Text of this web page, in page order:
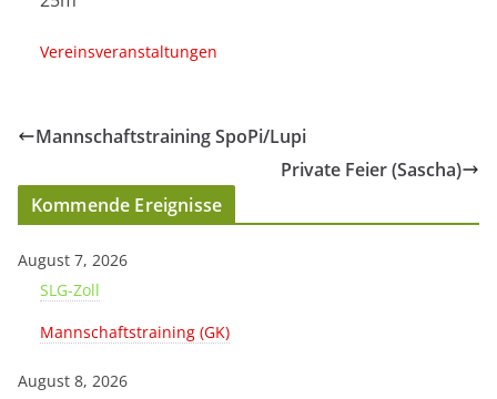
Vereinsveranstaltungen
Mannschaftstraining SpoPi/Lupi
Private Feier (Sascha)
Kommende Ereignisse
August 7, 2026
SLG-Zoll
Mannschaftstraining (GK)
August 8, 2026